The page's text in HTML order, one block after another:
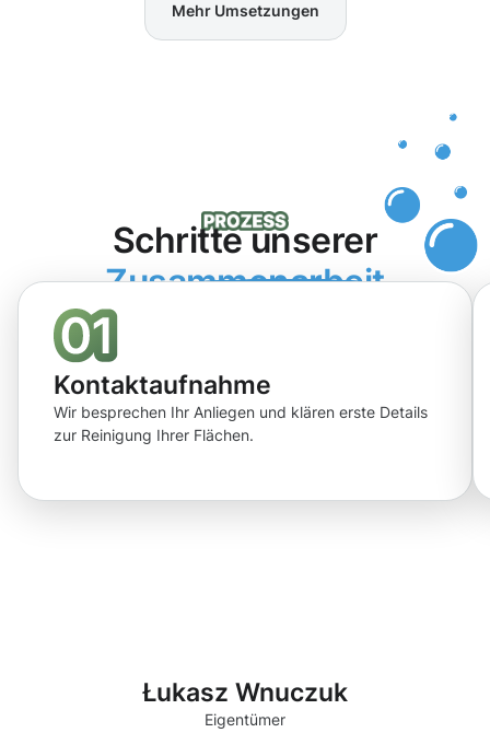
Mehr Umsetzungen
Schritte unserer
Zusammenarbeit
Kontaktaufnahme
Wir besprechen Ihr Anliegen und klären erste Details
zur Reinigung Ihrer Flächen.
Łukasz Wnuczuk
Eigentümer